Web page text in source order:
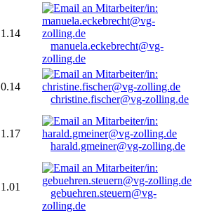
1.14
manuela.eckebrecht@vg-
zolling.de
0.14
christine.fischer@vg-zolling.de
1.17
harald.gmeiner@vg-zolling.de
1.01
gebuehren.steuern@vg-
zolling.de